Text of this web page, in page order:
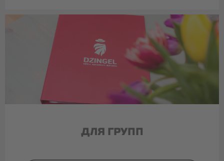
ДЛЯ ГРУПП